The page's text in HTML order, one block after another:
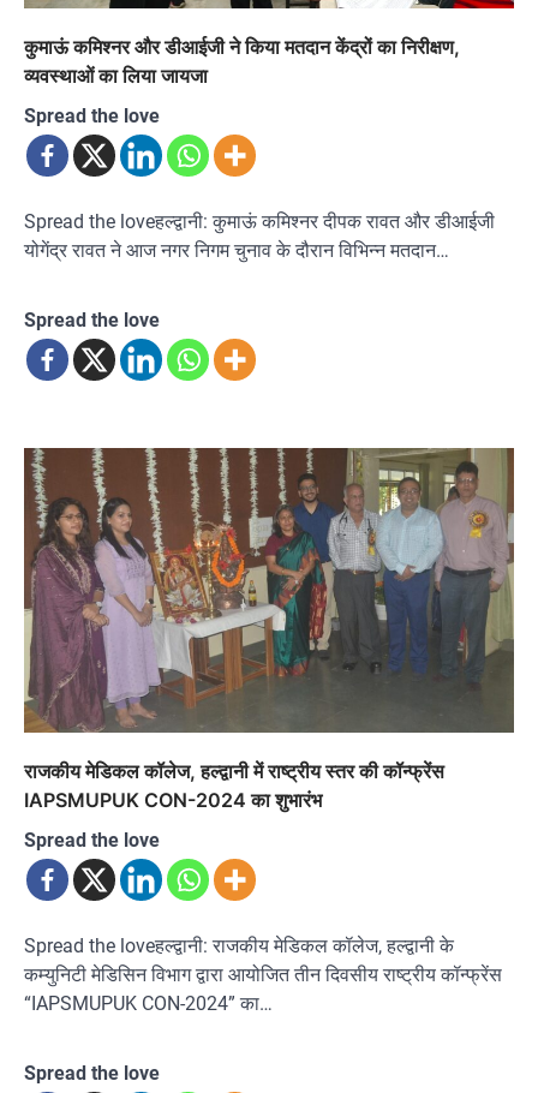
कुमाऊं कमिश्नर और डीआईजी ने किया मतदान केंद्रों का निरीक्षण,
व्यवस्थाओं का लिया जायजा
Spread the love
Spread the loveहल्द्वानी: कुमाऊं कमिश्नर दीपक रावत और डीआईजी
योगेंद्र रावत ने आज नगर निगम चुनाव के दौरान विभिन्न मतदान…
Spread the love
राजकीय मेडिकल कॉलेज, हल्द्वानी में राष्ट्रीय स्तर की कॉन्फ्रेंस
IAPSMUPUK CON-2024 का शुभारंभ
Spread the love
Spread the loveहल्द्वानी: राजकीय मेडिकल कॉलेज, हल्द्वानी के
कम्युनिटी मेडिसिन विभाग द्वारा आयोजित तीन दिवसीय राष्ट्रीय कॉन्फ्रेंस
“IAPSMUPUK CON-2024” का…
Spread the love